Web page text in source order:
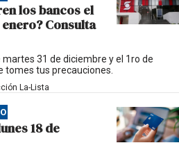
los bancos el
Consulta
31 de diciembre y el 1ro de
tomes tus precauciones.
La-Lista
18 de